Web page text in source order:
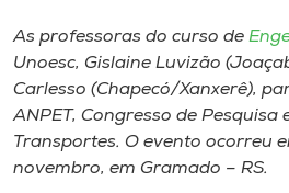
Unoesc
Store
As professoras do curso de
Unoesc, Gislaine Luvizão
Carlesso (Chapecó/Xanxerê),
ANPET, Congresso de Pesquisa
Transportes. O evento ocorreu
novembro, em Gramado – RS.